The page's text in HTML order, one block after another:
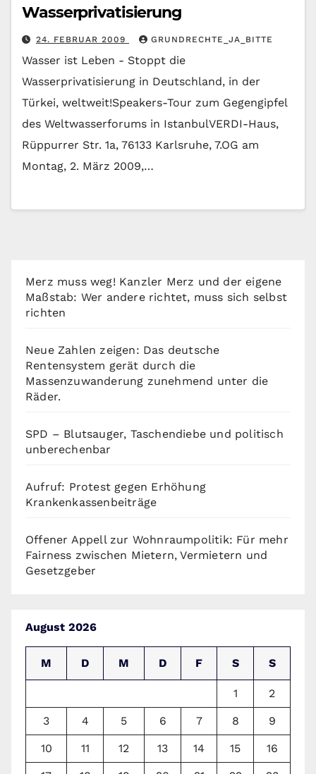
Wasserprivatisierung
24. FEBRUAR 2009 GRUNDRECHTE_JA_BITTE
Wasser ist Leben - Stoppt die
Wasserprivatisierung in Deutschland, in der
Türkei, weltweit!Speakers-Tour zum Gegengipfel
des Weltwasserforums in IstanbulVERDI-Haus,
Rüppurrer Str. 1a, 76133 Karlsruhe, 7.OG am
Montag, 2. März 2009,…
Merz muss weg! Kanzler Merz und der eigene
Maßstab: Wer andere richtet, muss sich selbst
richten
Neue Zahlen zeigen: Das deutsche
Rentensystem gerät durch die
Massenzuwanderung zunehmend unter die
Räder.
SPD – Blutsauger, Taschendiebe und politisch
unberechenbar
Aufruf: Protest gegen Erhöhung
Krankenkassenbeiträge
Offener Appell zur Wohnraumpolitik: Für mehr
Fairness zwischen Mietern, Vermietern und
Gesetzgeber
August 2026
M D M D F S S
1 2
3 4 5 6 7 8 9
10 11 12 13 14 15 16